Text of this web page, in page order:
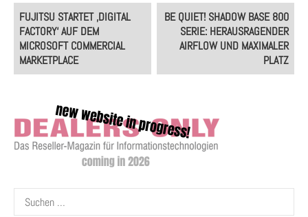
Post
navigation
FUJITSU STARTET ‚DIGITAL
FACTORY‘ AUF DEM
MICROSOFT COMMERCIAL
MARKETPLACE
BE QUIET! SHADOW BASE 800
SERIE: HERAUSRAGENDER
AIRFLOW UND MAXIMALER
PLATZ
Suchen
nach: